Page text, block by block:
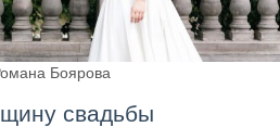
Боярова
свадьбы